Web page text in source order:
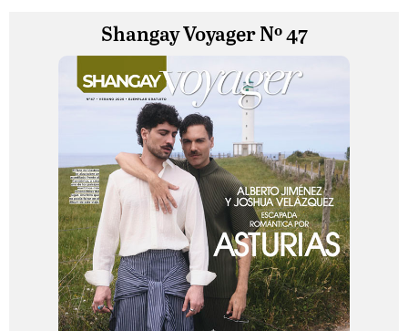
Shangay Voyager Nº 47